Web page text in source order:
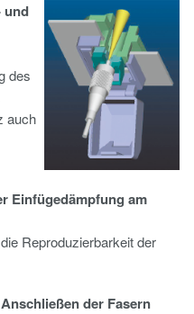
und
des
auch
Einfügedämpfung am
Reproduzierbarkeit der
der Fasern